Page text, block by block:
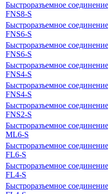
Быстроразъемное
FNS8-S
Быстроразъемное
FNS6-S
Быстроразъемное
FNS6-S
Быстроразъемное
FNS4-S
Быстроразъемное
FNS4-S
Быстроразъемное
FNS2-S
Быстроразъемное
ML6-S
Быстроразъемное
FL6-S
Быстроразъемное
FL4-S
Быстроразъемное